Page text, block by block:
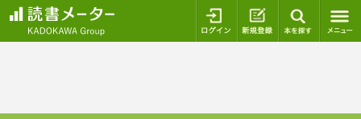
ログイン 新規登録